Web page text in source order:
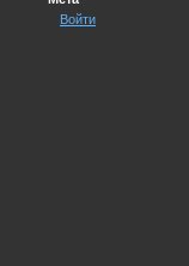
Войти